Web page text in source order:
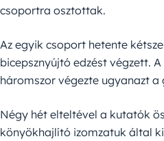
csoportra osztottak.
Az egyik csoport hetente
bicepsznyújtó edzést végzett.
háromszor végezte ugyanazt
Négy hét elteltével a kutatók
könyökhajlító izomzatuk által